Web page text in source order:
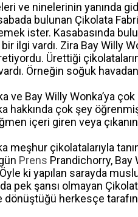
ve ninelerinin yanında
bulunan Çikolata
ister. Kasabasında
ilgi vardı. Zira Bay Willy
Ürettiği
Örneğin soğuk
ve Bay Willy Wonka’ya
hakkında çok şey
içeri giren veya
meşhur çikolatalarıyla
Prens Prandichorry, Bay
ki yapılan sarayda
pek şansı olmayan
dönüştüğü herkesçe